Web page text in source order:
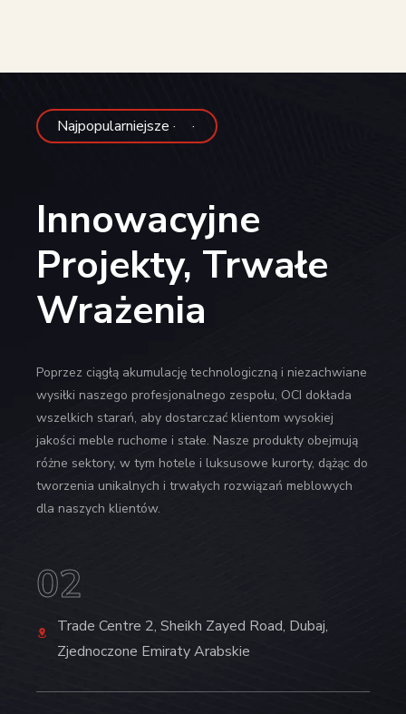
· · Najpopularniejsze ·
Innowacyjne
Projekty, Trwałe
Wrażenia
Poprzez ciągłą akumulację technologiczną i niezachwiane
wysiłki naszego profesjonalnego zespołu, OCI dokłada
wszelkich starań, aby dostarczać klientom wysokiej
jakości meble ruchome i stałe. Nasze produkty obejmują
różne sektory, w tym hotele i luksusowe kurorty, dążąc do
tworzenia unikalnych i trwałych rozwiązań meblowych
dla naszych klientów.
03
6/A North Avenue, Gulshan-2, Dhaka,
Bangladesz